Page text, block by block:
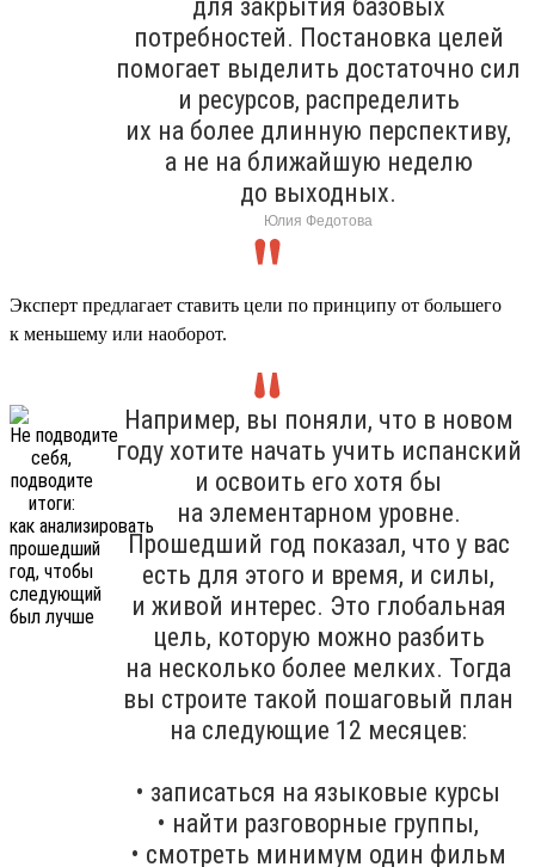
для закрытия базовых
потребностей. Постановка целей
помогает выделить достаточно сил
и ресурсов, распределить
их на более длинную перспективу,
а не на ближайшую неделю
до выходных.
Юлия Федотова
Эксперт предлагает ставить цели по принципу от большего
к меньшему или наоборот.
Например, вы поняли, что в новом
году хотите начать учить испанский
и освоить его хотя бы
на элементарном уровне.
Прошедший год показал, что у вас
есть для этого и время, и силы,
и живой интерес. Это глобальная
цель, которую можно разбить
на несколько более мелких. Тогда
вы строите такой пошаговый план
на следующие 12 месяцев:
• записаться на языковые курсы
• найти разговорные группы,
• смотреть минимум один фильм